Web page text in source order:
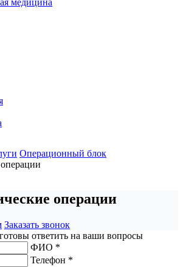
медицина
Операционный блок
операции
Заказать звонок
ответить на ваши вопросы
ФИО *
Телефон *